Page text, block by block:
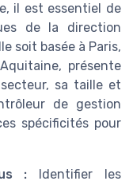
il est essentiel de
de la direction
soit basée à Paris,
présente
sa taille et
de gestion
spécificités pour
: Identifier les